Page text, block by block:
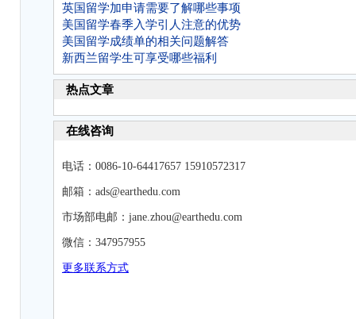
英国留学加申请需要了解哪些事项
美国留学春季入学引人注意的优势
美国留学成绩单的相关问题解答
新西兰留学生可享受哪些福利
热点文章
在线咨询